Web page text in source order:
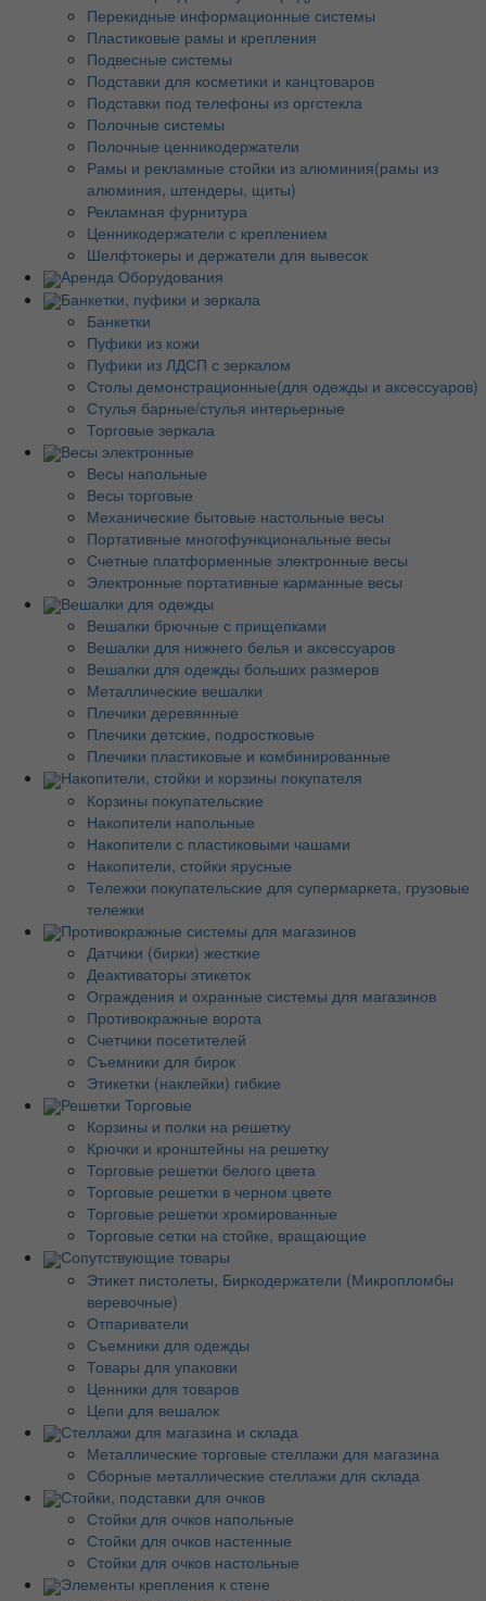
Перекидные информационные системы
Пластиковые рамы и крепления
Подвесные системы
Подставки для косметики и канцтоваров
Подставки под телефоны из оргстекла
Полочные системы
Полочные ценникодержатели
Рамы и рекламные стойки из алюминия(рамы из
алюминия, штендеры, щиты)
Рекламная фурнитура
Ценникодержатели с креплением
Шелфтокеры и держатели для вывесок
Аренда Оборудования
Банкетки, пуфики и зеркала
Банкетки
Пуфики из кожи
Пуфики из ЛДСП с зеркалом
Столы демонстрационные(для одежды и аксессуаров)
Стулья барные/стулья интерьерные
Торговые зеркала
Весы электронные
Весы напольные
Весы торговые
Механические бытовые настольные весы
Портативные многофункциональные весы
Счетные платформенные электронные весы
Электронные портативные карманные весы
Вешалки для одежды
Вешалки брючные с прищепками
Вешалки для нижнего белья и аксессуаров
Вешалки для одежды больших размеров
Металлические вешалки
Плечики деревянные
Плечики детские, подростковые
Плечики пластиковые и комбинированные
Накопители, стойки и корзины покупателя
Корзины покупательские
Накопители напольные
Накопители с пластиковыми чашами
Накопители, стойки ярусные
Тележки покупательские для супермаркета, грузовые
тележки
Противокражные системы для магазинов
Датчики (бирки) жесткие
Деактиваторы этикеток
Ограждения и охранные системы для магазинов
Противокражные ворота
Счетчики посетителей
Съемники для бирок
Этикетки (наклейки) гибкие
Решетки Торговые
Корзины и полки на решетку
Крючки и кронштейны на решетку
Торговые решетки белого цвета
Торговые решетки в черном цвете
Торговые решетки хромированные
Торговые сетки на стойке, вращающие
Сопутствующие товары
Этикет пистолеты, Биркодержатели (Микропломбы
веревочные)
Отпариватели
Съемники для одежды
Товары для упаковки
Ценники для товаров
Цепи для вешалок
Стеллажи для магазина и склада
Металлические торговые стеллажи для магазина
Сборные металлические стеллажи для склада
Стойки, подставки для очков
Стойки для очков напольные
Стойки для очков настенные
Стойки для очков настольные
Элементы крепления к стене